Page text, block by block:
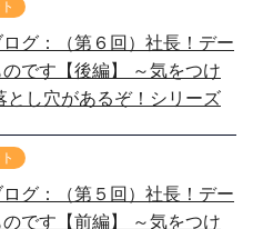
グ：（第６回）社長！デー
です【後編】 ～気をつけ
とし穴があるぞ！シリーズ
グ：（第５回）社長！デー
です【前編】 ～気をつけ